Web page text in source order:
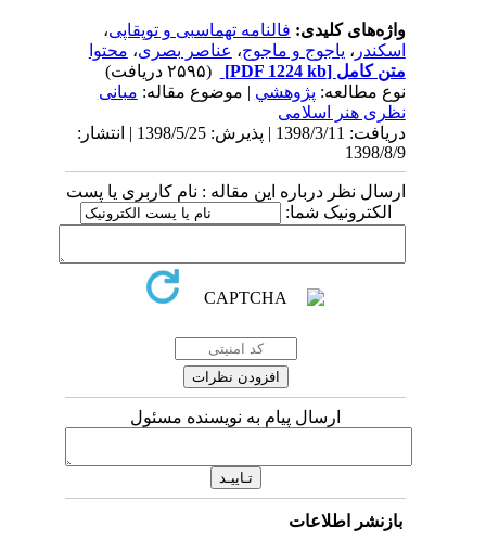
واژه‌های کلیدی:فالنامه تهماسبی و توپقاپی ،
یاجوج و ماجوج ،عناصر بصری،محتوا
متن کامل[PDF 1224 kb]
(۲۵۹۵ دریافت)
نوع مطالعه: پژوهشي | موضوع مقاله:مبانی
نظری هنر اسلامی
دریافت: 1398/3/11 | پذیرش: 1398/5/25 | انتشار:
ارسال نظر درباره این مقاله : نام کاربری یا پست
الکترونیک شما:
ارسال پیام به نویسنده مسئول
بازنشر اطلاعات